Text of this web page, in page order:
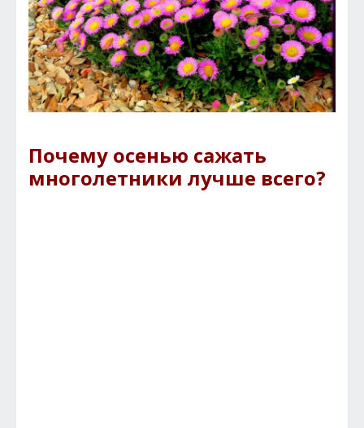
Почему осенью сажать
многолетники лучше всего?